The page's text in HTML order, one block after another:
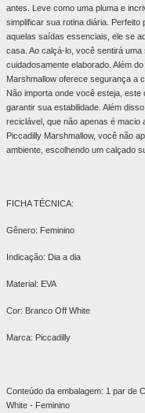
antes. Leve como uma pluma e
simplificar sua rotina diária.
aquelas saídas essenciais, ele se
casa. Ao calçá-lo, você sentirá
cuidadosamente elaborado. Além
Marshmallow oferece segurança a
Não importa onde você esteja,
garantir sua estabilidade. Além
reciclável, que não apenas é macio
Piccadilly Marshmallow, você não
ambiente, escolhendo um calçado
FICHA TÉCNICA:
Gênero: Feminino
Indicação: Dia a dia
Material: EVA
Cor: Branco Off White
Marca: Piccadilly
Conteúdo da embalagem: 1 par de
White - Feminino